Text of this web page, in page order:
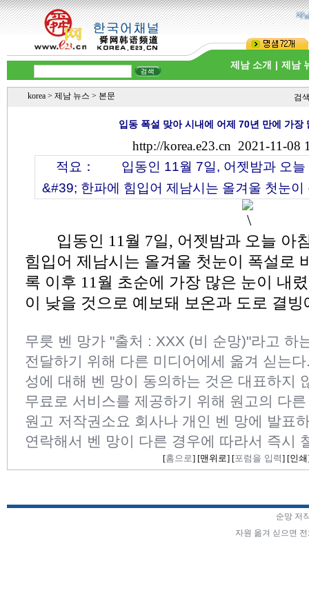
제남
제남 소개 | 제남
korea > 제남 뉴스 > 본문 검
입동 폭설 맞아 시내에 어제 70년 만에 가장
http://korea.e23.cn 2021-11-08
적요：
입동인 11월 7일, 어젯밤과 오늘
&#39; 한파에 힘입어 제남시는 올겨울 첫눈이
입동인 11월 7일, 어젯밤과 오늘 아
힘입어 제남시는 올겨울 첫눈이 폭설로
록 이후 11월 초순에 가장 많은 눈이 내
이 낮을 것으로 예보돼 보온과 도로 결
무릇 벤 망가 "출처 : XXX (비 순망)"라고 하
전달하기 위해 다른 미디어에세 옮겨 싣는
성에 대해 벤 망이 동의하는 것은 대표하지
무료로 서비스를 제공하기 위해 원고의 다
원고 저작권소요 회사나 개인 벤 망에 발표
연락해서 벤 망이 다른 경우에 따라서 즉시
[홈으로] [맨위로] [포럼을 입력] [인쇄
순망 저
자원 옮겨 싣으면